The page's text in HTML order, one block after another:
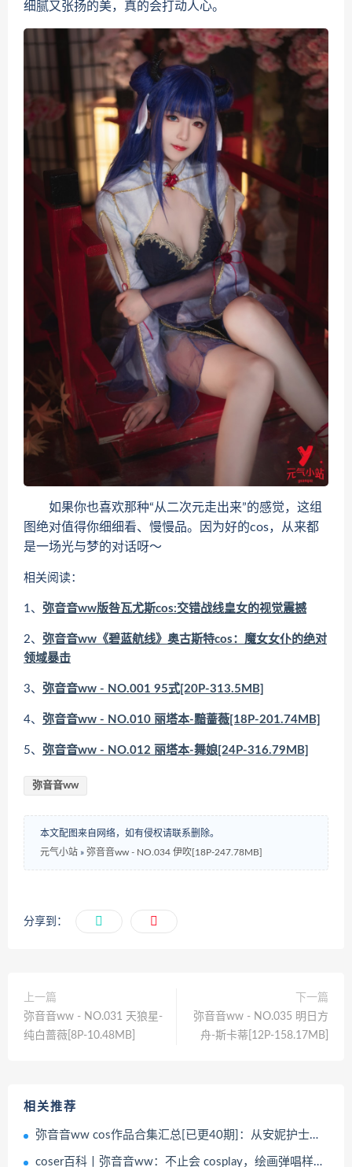
细腻又张扬的美，真的会打动人心。
如果你也喜欢那种“从二次元走出来”的感觉，这组
图绝对值得你细细看、慢慢品。因为好的cos，从来都
是一场光与梦的对话呀～
相关阅读：
1、 弥音音ww版咎瓦尤斯cos:交错战线皇女的视觉震撼
2、 弥音音ww《碧蓝航线》奥古斯特cos：魔女女仆的绝对
领域暴击
3、 弥音音ww - NO.001 95式[20P-313.5MB]
4、 弥音音ww - NO.010 丽塔本-黯蔷薇[18P-201.74MB]
5、 弥音音ww - NO.012 丽塔本-舞娘[24P-316.79MB]
弥音音ww
本文配图来自网络，如有侵权请联系删除。
元气小站 » 弥音音ww - NO.034 伊吹[18P-247.78MB]
分享到：
上一篇
弥音音ww - NO.031 天狼星-
纯白蔷薇[8P-10.48MB]
下一篇
弥音音ww - NO.035 明日方
舟-斯卡蒂[12P-158.17MB]
相关推荐
弥音音ww cos作品合集汇总[已更40期]：从安妮护士到丽塔的魅力蜕变
coser百科丨弥音音ww：不止会 cosplay，绘画弹唱样样行的南京姑娘